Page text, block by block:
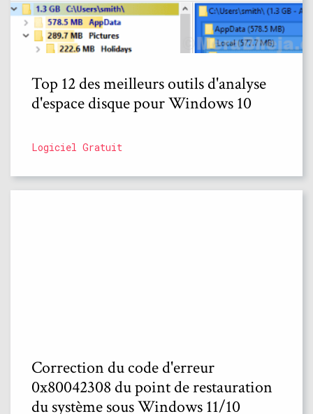
Top 12 des meilleurs outils d'analyse
d'espace disque pour Windows 10
Logiciel Gratuit
Correction du code d'erreur
0x80042308 du point de restauration
du système sous Windows 11/10